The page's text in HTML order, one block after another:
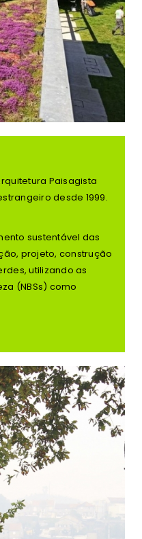
Paisagista
desde 1999.
sustentável das
projeto, construção
utilizando as
(NBSs) como